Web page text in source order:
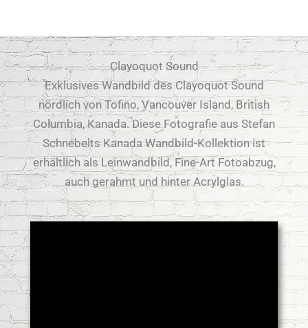
Clayoquot Sound
Exklusives Wandbild des Clayoquot Sound
nördlich von Tofino, Vancouver Island, British
Columbia, Kanada. Diese Fotografie aus Stefan
Schnebelts Kanada Wandbild-Kollektion ist
erhältlich als Leinwandbild, Fine-Art Fotoabzug,
auch gerahmt und hinter Acrylglas.